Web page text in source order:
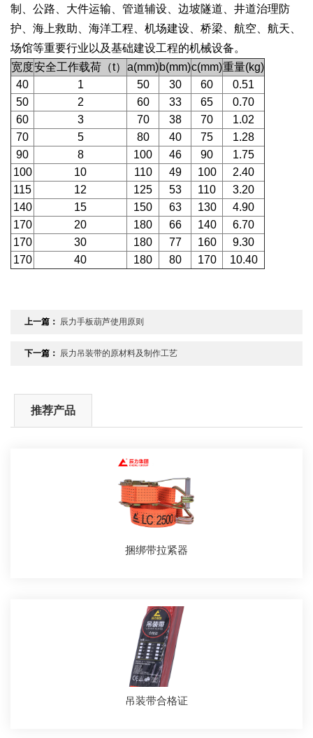
制、公路、大件运输、管道辅设、边坡隧道、井道治理防
护、海上救助、海洋工程、机场建设、桥梁、航空、航天、
场馆等重要行业以及基础建设工程的机械设备。
宽度安全工作载荷（t） a(mm)b(mm)c(mm)重量(kg)
40
1 50 30 60
0.51
50
2 60 33 65
0.70
60
3 70 38 70
1.02
70
5 80 40 75
1.28
90
8 100 46 90
1.75
100
10 110 49 100
2.40
115
12 125 53 110
3.20
140
15 150 63 130
4.90
170
20 180 66 140
6.70
170
30 180 77 160
9.30
170
40 180 80 170 10.40
上一篇： 辰力手板葫芦使用原则
下一篇： 辰力吊装带的原材料及制作工艺
推荐产品
捆绑带拉紧器
吊装带合格证